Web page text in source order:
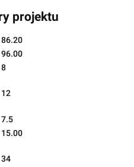
projektu
86.20
96.00
8
12
7.5
15.00
34